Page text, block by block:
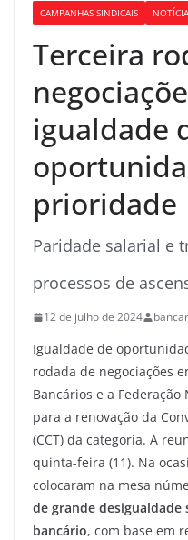
CAMPANHAS SINDICAIS
Terceira
igualdade
prioridade
Paridade salarial e
processos de
12 de julho de 2024
Igualdade de
rodada de negociações e
Bancários e a Federação
para a renovação da
(CCT) da categoria. A
quinta-feira (11). Na
colocaram na mesa
de grande desigualdade
bancário, com base em